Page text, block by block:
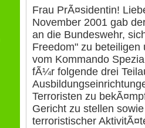
Frau PrÃ¤sidentin!
November 2001 gab
an die Bundeswehr,
Freedom" zu
vom Kommando
fÃ¼r folgende drei
Terroristen zu
Gericht zu stellen
terroristischer